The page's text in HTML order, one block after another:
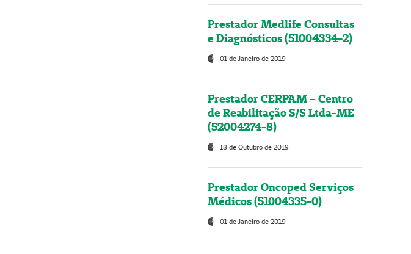
Prestador Medlife Consultas
e Diagnósticos (51004334-2)
01 de Janeiro de 2019
Prestador CERPAM – Centro
de Reabilitação S/S Ltda-ME
(52004274-8)
18 de Outubro de 2019
Prestador Oncoped Serviços
Médicos (51004335-0)
01 de Janeiro de 2019